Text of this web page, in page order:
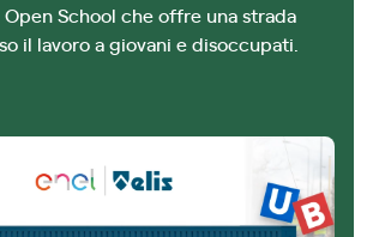
School che offre una strada
il lavoro a giovani e disoccupati.